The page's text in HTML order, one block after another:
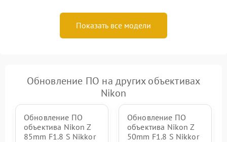
Показать все модели
Обновление ПО на других объективах
Nikon
Обновление ПО
объектива Nikon Z
85mm F1.8 S Nikkor
Обновление ПО
объектива Nikon Z
50mm F1.8 S Nikkor